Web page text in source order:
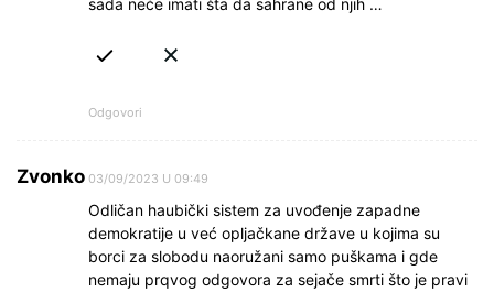
sada neće imati šta da sahrane od njih …
Odgovori
Zvonko 03/09/2023 U 09:49
Odličan haubički sistem za uvođenje zapadne
demokratije u već opljačkane države u kojima su
borci za slobodu naoružani samo puškama i gde
nemaju prqvog odgovora za sejače smrti što je pravi